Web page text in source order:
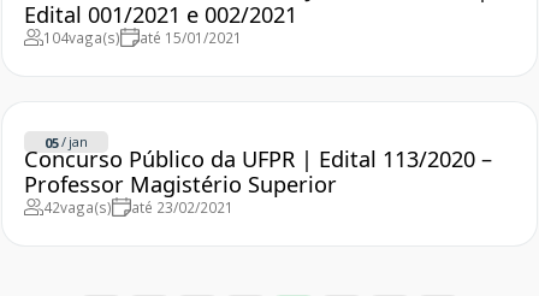
Edital 001/2021 e 002/2021
104vaga(s) até 15/01/2021
05/ jan
Concurso Público da UFPR | Edital 113/2020 –
Professor Magistério Superior
42vaga(s) até 23/02/2021